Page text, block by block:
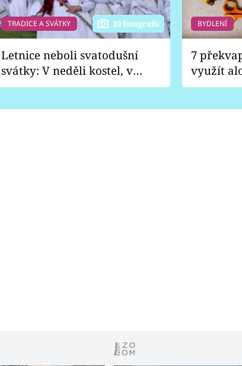
TRADICE A SVÁTKY 10 fotografií
Letnice neboli svatodušní
svátky: V neděli kostel, v
pondělí zábava
BYDLENÍ
7
využít